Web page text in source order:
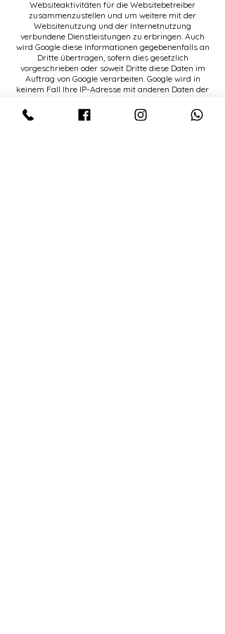
Websiteaktivitäten für die Websitebetreiber
zusammenzustellen und um weitere mit der
Websitenutzung und der Internetnutzung
verbundene Dienstleistungen zu erbringen. Auch
wird Google diese Informationen gegebenenfalls an
Dritte übertragen, sofern dies gesetzlich
vorgeschrieben oder soweit Dritte diese Daten im
Auftrag von Google verarbeiten. Google wird in
keinem Fall Ihre IP-Adresse mit anderen Daten der
Installation der Cookies durch eine entsprechende
Einstellung Ihrer Browser Software verhindern; wir